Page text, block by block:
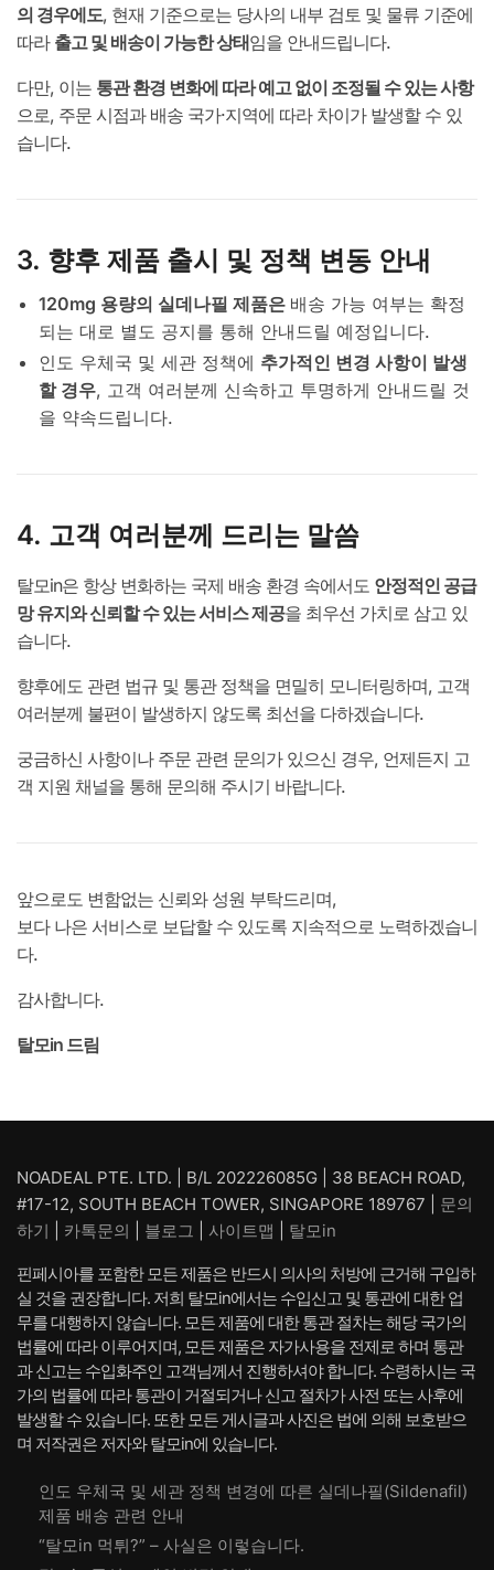
의 경우에도, 현재 기준으로는 당사의 내부 검토 및 물류 기준에
따라 출고 및 배송이 가능한 상태임을 안내드립니다.
다만, 이는 통관 환경 변화에 따라 예고 없이 조정될 수 있는 사항
으로, 주문 시점과 배송 국가·지역에 따라 차이가 발생할 수 있
습니다.
3. 향후 제품 출시 및 정책 변동 안내
120mg 용량의 실데나필 제품은 배송 가능 여부는 확정
되는 대로 별도 공지를 통해 안내드릴 예정입니다.
인도 우체국 및 세관 정책에 추가적인 변경 사항이 발생
할 경우, 고객 여러분께 신속하고 투명하게 안내드릴 것
을 약속드립니다.
4. 고객 여러분께 드리는 말씀
탈모in은 항상 변화하는 국제 배송 환경 속에서도 안정적인 공급
망 유지와 신뢰할 수 있는 서비스 제공을 최우선 가치로 삼고 있
습니다.
향후에도 관련 법규 및 통관 정책을 면밀히 모니터링하며, 고객
여러분께 불편이 발생하지 않도록 최선을 다하겠습니다.
궁금하신 사항이나 주문 관련 문의가 있으신 경우, 언제든지 고
객 지원 채널을 통해 문의해 주시기 바랍니다.
앞으로도 변함없는 신뢰와 성원 부탁드리며,
보다 나은 서비스로 보답할 수 있도록 지속적으로 노력하겠습니
다.
감사합니다.
탈모in 드림
NOADEAL PTE. LTD. | B/L 202226085G | 38 BEACH ROAD,
#17-12, SOUTH BEACH TOWER, SINGAPORE 189767 | 문의
하기
카톡문의 블로그 사이트맵 탈모in
핀페시아를 포함한 모든 제품은 반드시 의사의 처방에 근거해 구입하
실 것을 권장합니다. 저희 탈모in에서는 수입신고 및 통관에 대한 업
무를 대행하지 않습니다. 모든 제품에 대한 통관 절차는 해당 국가의
법률에 따라 이루어지며, 모든 제품은 자가사용을 전제로 하며 통관
과 신고는 수입화주인 고객님께서 진행하셔야 합니다. 수령하시는 국
가의 법률에 따라 통관이 거절되거나 신고 절차가 사전 또는 사후에
발생할 수 있습니다. 또한 모든 게시글과 사진은 법에 의해 보호받으
며 저작권은 저자와 탈모in에 있습니다.
인도 우체국 및 세관 정책 변경에 따른 실데나필(Sildenafil)
제품 배송 관련 안내
“탈모in 먹튀?” – 사실은 이렇습니다.